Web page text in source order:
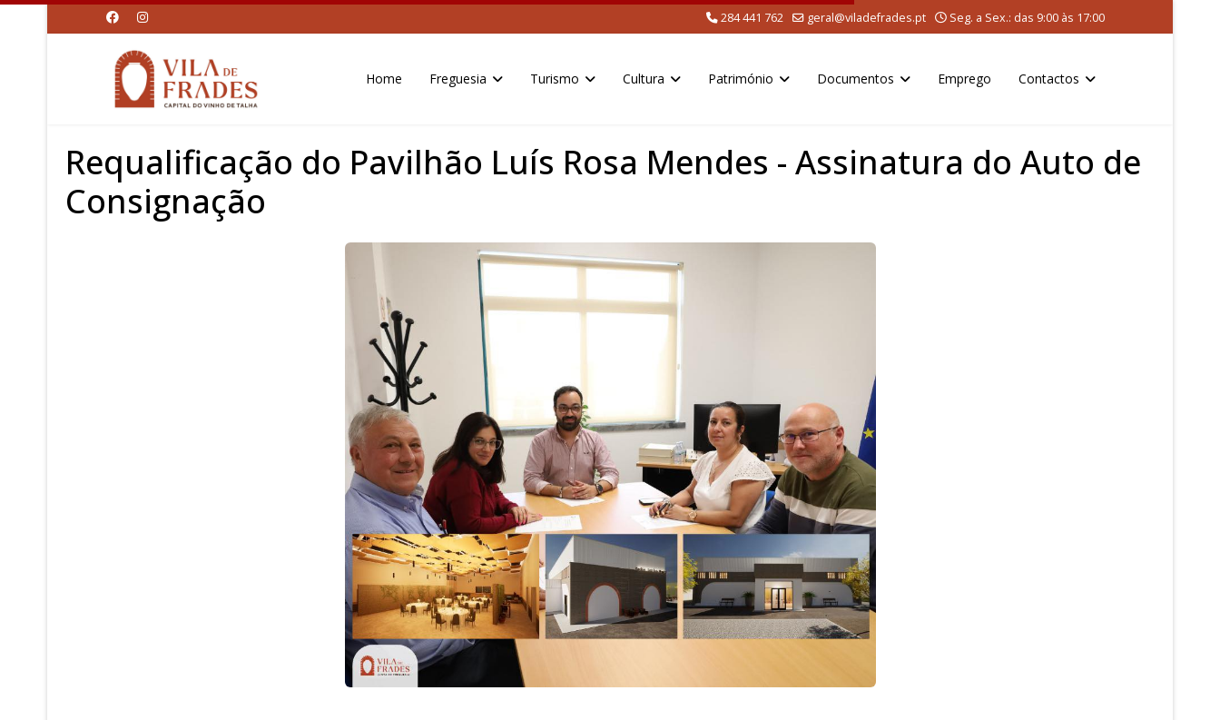
284 441 762 geral@viladefrades.pt Seg. a Sex.: das 9:00 às 17:00
Home Freguesia Turismo Cultura Património Documentos Emprego Contactos
Requalificação do Pavilhão Luís Rosa Mendes - Assinatura do Auto de
Consignação